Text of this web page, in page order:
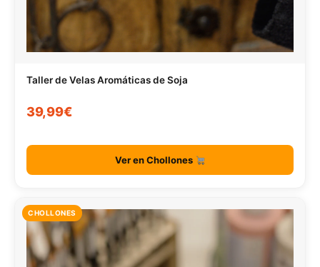
Taller de Velas Aromáticas de Soja
39,99€
Ver en Chollones
CHOLLONES